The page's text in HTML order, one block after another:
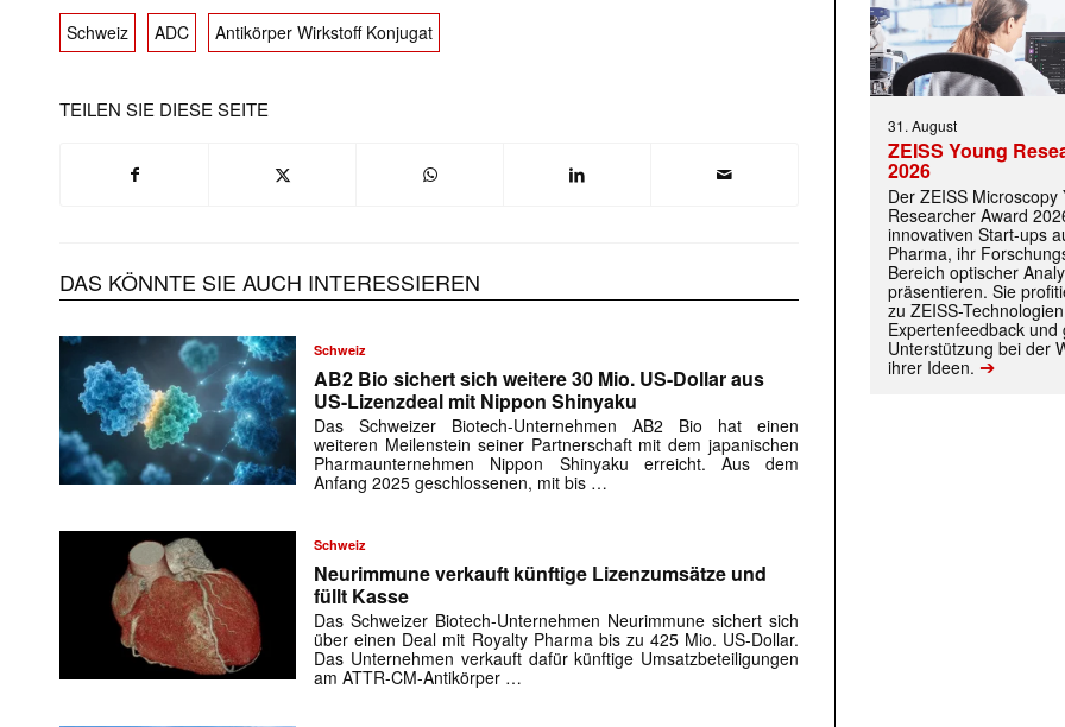
Mit dem |transkript-Newsletter jede Woche aktuell
Mail
(erforderlich)
Schweiz ADC Antikörper Wirkstoff Konjugat
TEILEN SIE DIESE SEITE
DAS KÖNNTE SIE AUCH INTERESSIEREN
Schweiz
AB2 Bio sichert sich weitere 30 Mio. US-Dollar aus
US-Lizenzdeal mit Nippon Shinyaku
Das Schweizer Biotech-Unternehmen AB2 Bio hat einen
weiteren Meilenstein seiner Partnerschaft mit dem japanischen
Pharmaunternehmen Nippon Shinyaku erreicht. Aus dem
Anfang 2025 geschlossenen, mit bis …
Schweiz
Neurimmune verkauft künftige Lizenzumsätze und
füllt Kasse
Das Schweizer Biotech-Unternehmen Neurimmune sichert sich
über einen Deal mit Royalty Pharma bis zu 425 Mio. US-Dollar.
Das Unternehmen verkauft dafür künftige Umsatzbeteiligungen
am ATTR-CM-Antikörper …
31. August
ZEISS Young
2026
Der ZEISS Microscopy
Researcher Award
innovativen Start-ups
Pharma, ihr
Bereich optischer
präsentieren. Sie
zu ZEISS-
Expertenfeedback und
Unterstützung bei der
ihrer Ideen. ➔